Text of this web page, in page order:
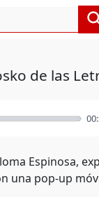
de las
Espinosa,
una pop-up